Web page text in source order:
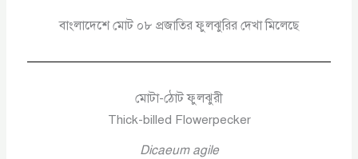
বাংলাদেশে মোট ০৮ প্রজাতির ফুলঝুরির দেখা মিলেছে
মোটা-ঠোট ফুলঝুরী
Thick-billed Flowerpecker
Dicaeum agile